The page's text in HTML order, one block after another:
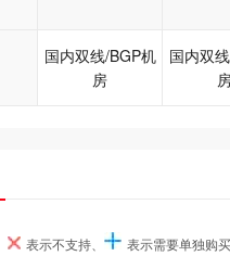
国内双线/BGP机
房
国内双
表示不支持、 表示需要单独购